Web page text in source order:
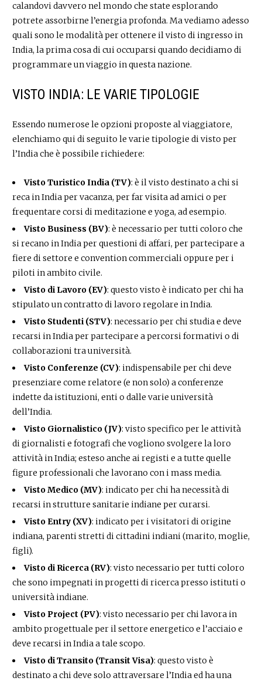
calandovi davvero nel mondo che state esplorando
potrete assorbirne l’energia profonda. Ma vediamo adesso
quali sono le modalità per ottenere il visto di ingresso in
India, la prima cosa di cui occuparsi quando decidiamo di
programmare un viaggio in questa nazione.
VISTO INDIA: LE VARIE TIPOLOGIE
Essendo numerose le opzioni proposte al viaggiatore,
elenchiamo qui di seguito le varie tipologie di visto per
l’India che è possibile richiedere:
Visto Turistico India (TV): è il visto destinato a chi si
reca in India per vacanza, per far visita ad amici o per
frequentare corsi di meditazione e yoga, ad esempio.
Visto Business (BV): è necessario per tutti coloro che
si recano in India per questioni di affari, per partecipare a
fiere di settore e convention commerciali oppure per i
piloti in ambito civile.
Visto di Lavoro (EV): questo visto è indicato per chi ha
stipulato un contratto di lavoro regolare in India.
Visto Studenti (STV): necessario per chi studia e deve
recarsi in India per partecipare a percorsi formativi o di
collaborazioni tra università.
Visto Conferenze (CV): indispensabile per chi deve
presenziare come relatore (e non solo) a conferenze
indette da istituzioni, enti o dalle varie università
dell’India.
Visto Giornalistico (JV): visto specifico per le attività
di giornalisti e fotografi che vogliono svolgere la loro
attività in India; esteso anche ai registi e a tutte quelle
figure professionali che lavorano con i mass media.
Visto Medico (MV): indicato per chi ha necessità di
recarsi in strutture sanitarie indiane per curarsi.
Visto Entry (XV): indicato per i visitatori di origine
indiana, parenti stretti di cittadini indiani (marito, moglie,
figli).
Visto di Ricerca (RV): visto necessario per tutti coloro
che sono impegnati in progetti di ricerca presso istituti o
università indiane.
Visto Project (PV): visto necessario per chi lavora in
ambito progettuale per il settore energetico e l’acciaio e
deve recarsi in India a tale scopo.
Visto di Transito (Transit Visa): questo visto è
destinato a chi deve solo attraversare l’India ed ha una